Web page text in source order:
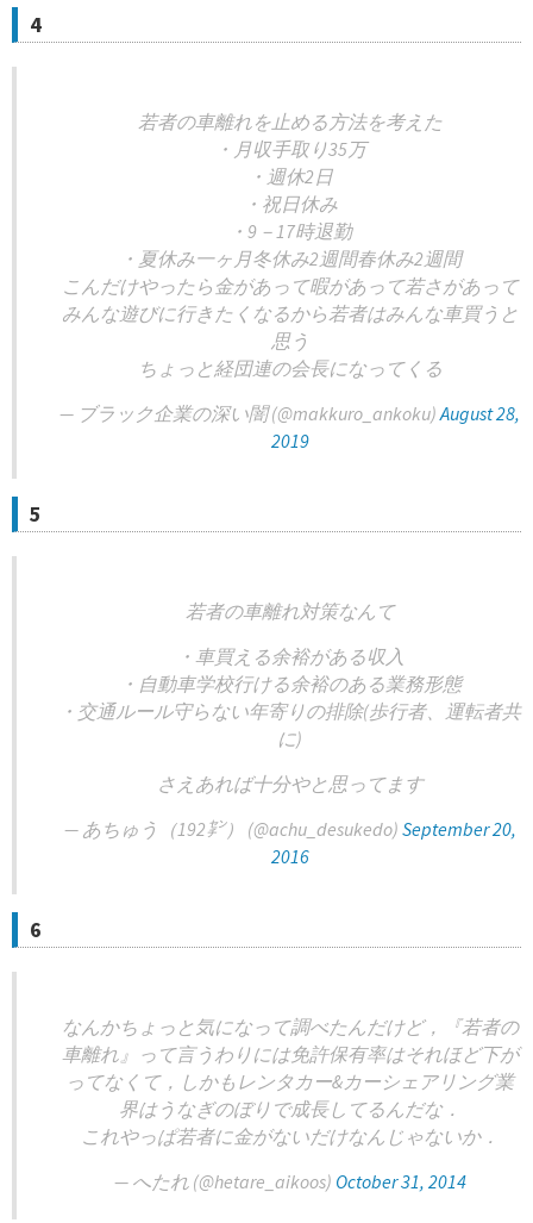
4
若者の車離れを止める方法を考えた
・月収手取り35万
・週休2日
・祝日休み
・9－17時退勤
・夏休み一ヶ月冬休み2週間春休み2週間
こんだけやったら金があって暇があって若さがあって
みんな遊びに行きたくなるから若者はみんな車買うと
思う
ちょっと経団連の会長になってくる
— ブラック企業の深い闇 (@makkuro_ankoku)August 28,
2019
5
若者の車離れ対策なんて
・車買える余裕がある収入
・自動車学校行ける余裕のある業務形態
・交通ルール守らない年寄りの排除(歩行者、運転者共
に)
さえあれば十分やと思ってます
— あちゅう（192㌢） (@achu_desukedo) September 20,
2016
6
なんかちょっと気になって調べたんだけど，『若者の
車離れ』って言うわりには免許保有率はそれほど下が
ってなくて，しかもレンタカー&カーシェアリング業
界はうなぎのぼりで成長してるんだな．
これやっぱ若者に金がないだけなんじゃないか．
— へたれ (@hetare_aikoos) October 31, 2014